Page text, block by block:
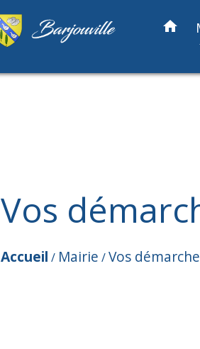
home
Vos
Accueil / Mairie /Vos